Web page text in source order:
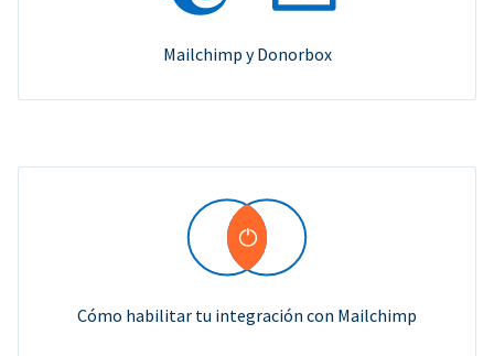
Mailchimp y Donorbox
Cómo habilitar tu integración con Mailchimp